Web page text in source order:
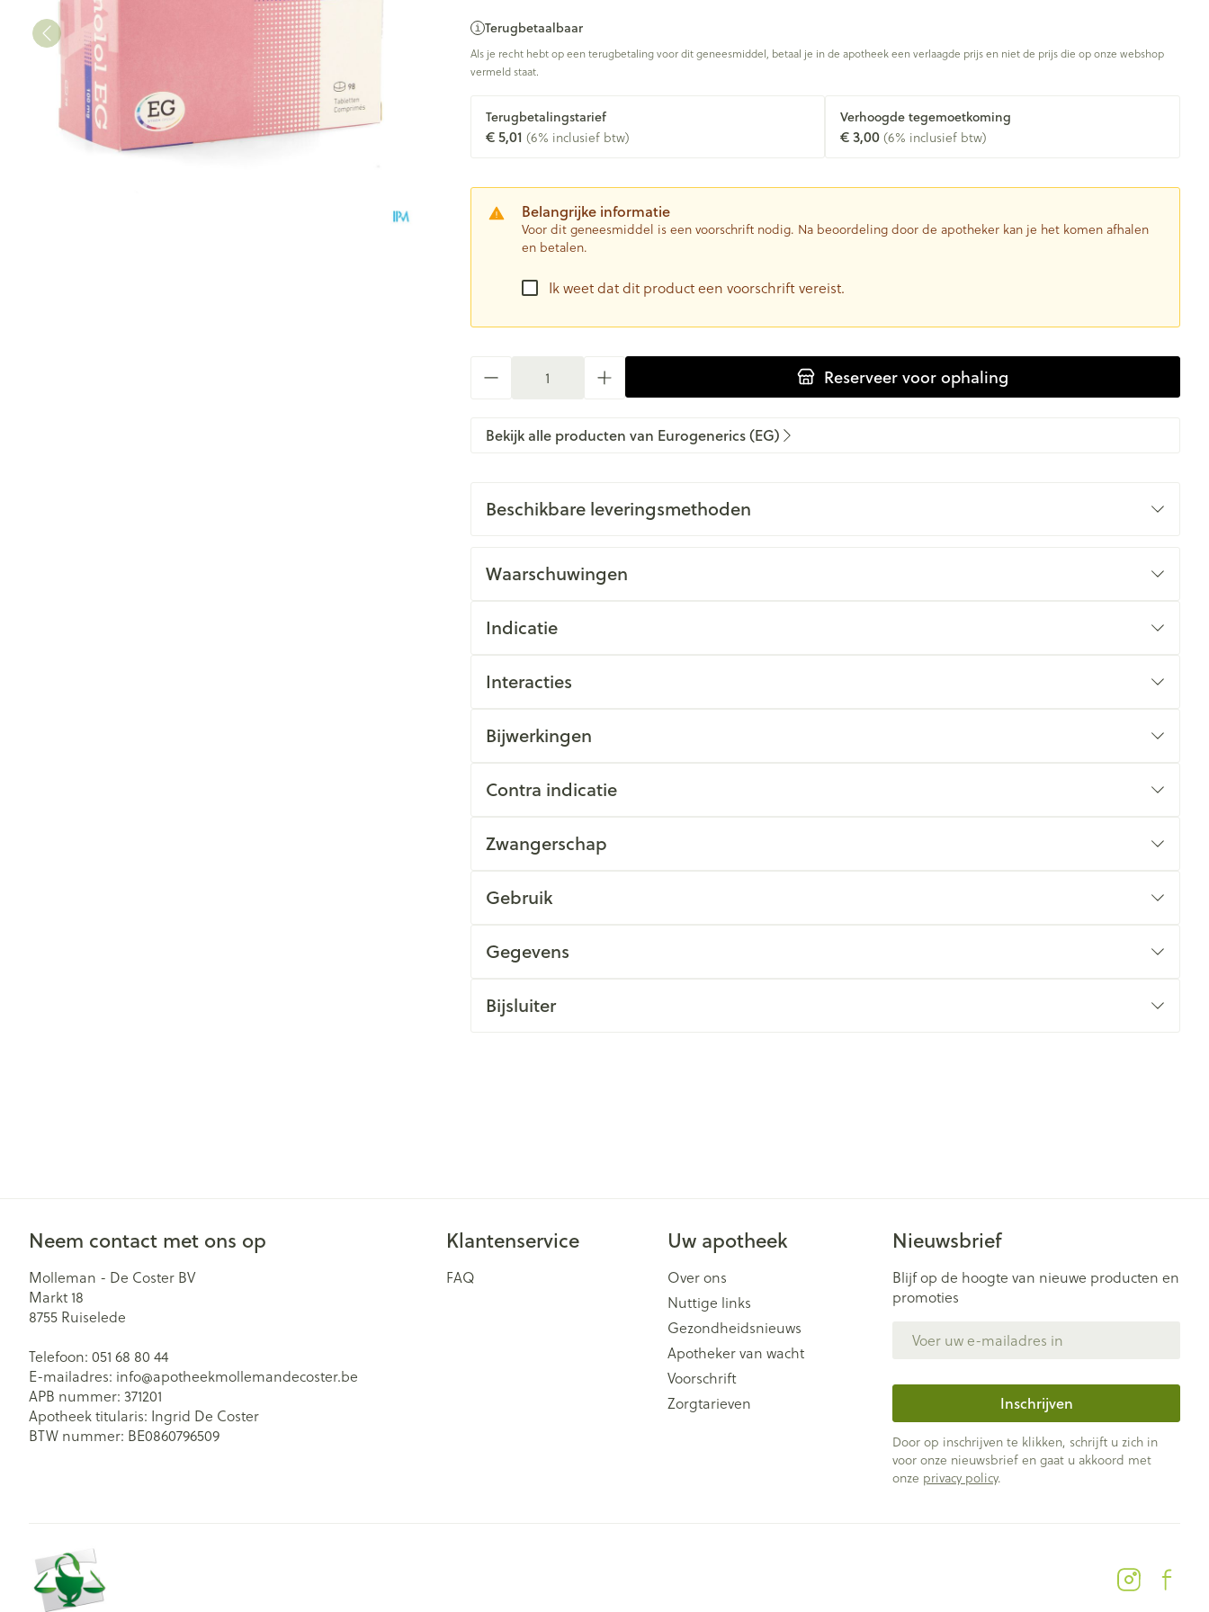
Terugbetaalbaar
Als je recht hebt op een terugbetaling voor dit geneesmiddel, betaal je in de apotheek een verlaagde prijs en niet de prijs die op onze webshop
vermeld staat.
Terugbetalingstarief
€ 5,01 (6% inclusief btw)
Verhoogde tegemoetkoming
€ 3,00 (6% inclusief btw)
Belangrijke informatie
Voor dit geneesmiddel is een voorschrift nodig. Na beoordeling door de apotheker kan je het komen afhalen
en betalen.
Ik weet dat dit product een voorschrift vereist.
Reserveervoor ophaling
Bekijk alle producten van Eurogenerics (EG)
Beschikbare leveringsmethoden
Waarschuwingen
Indicatie
Interacties
Bijwerkingen
Contra indicatie
Zwangerschap
Gebruik
Gegevens
Bijsluiter
Neem contact met ons op
Molleman - De Coster BV
Markt 18
8755 Ruiselede
Telefoon: 051 68 80 44
E-mailadres: info@apotheekmollemandecoster.be
APB nummer: 371201
Apotheek titularis: Ingrid De Coster
BTW nummer: BE0860796509
Klantenservice
FAQ
Uw apotheek
Over ons
Nuttige links
Gezondheidsnieuws
Apotheker van wacht
Voorschrift
Zorgtarieven
Nieuwsbrief
Blijf op de hoogte van nieuwe producten en
promoties
Inschrijven
Door op inschrijven te klikken, schrijft u zich in
voor onze nieuwsbrief en gaat u akkoord met
onze privacy policy.